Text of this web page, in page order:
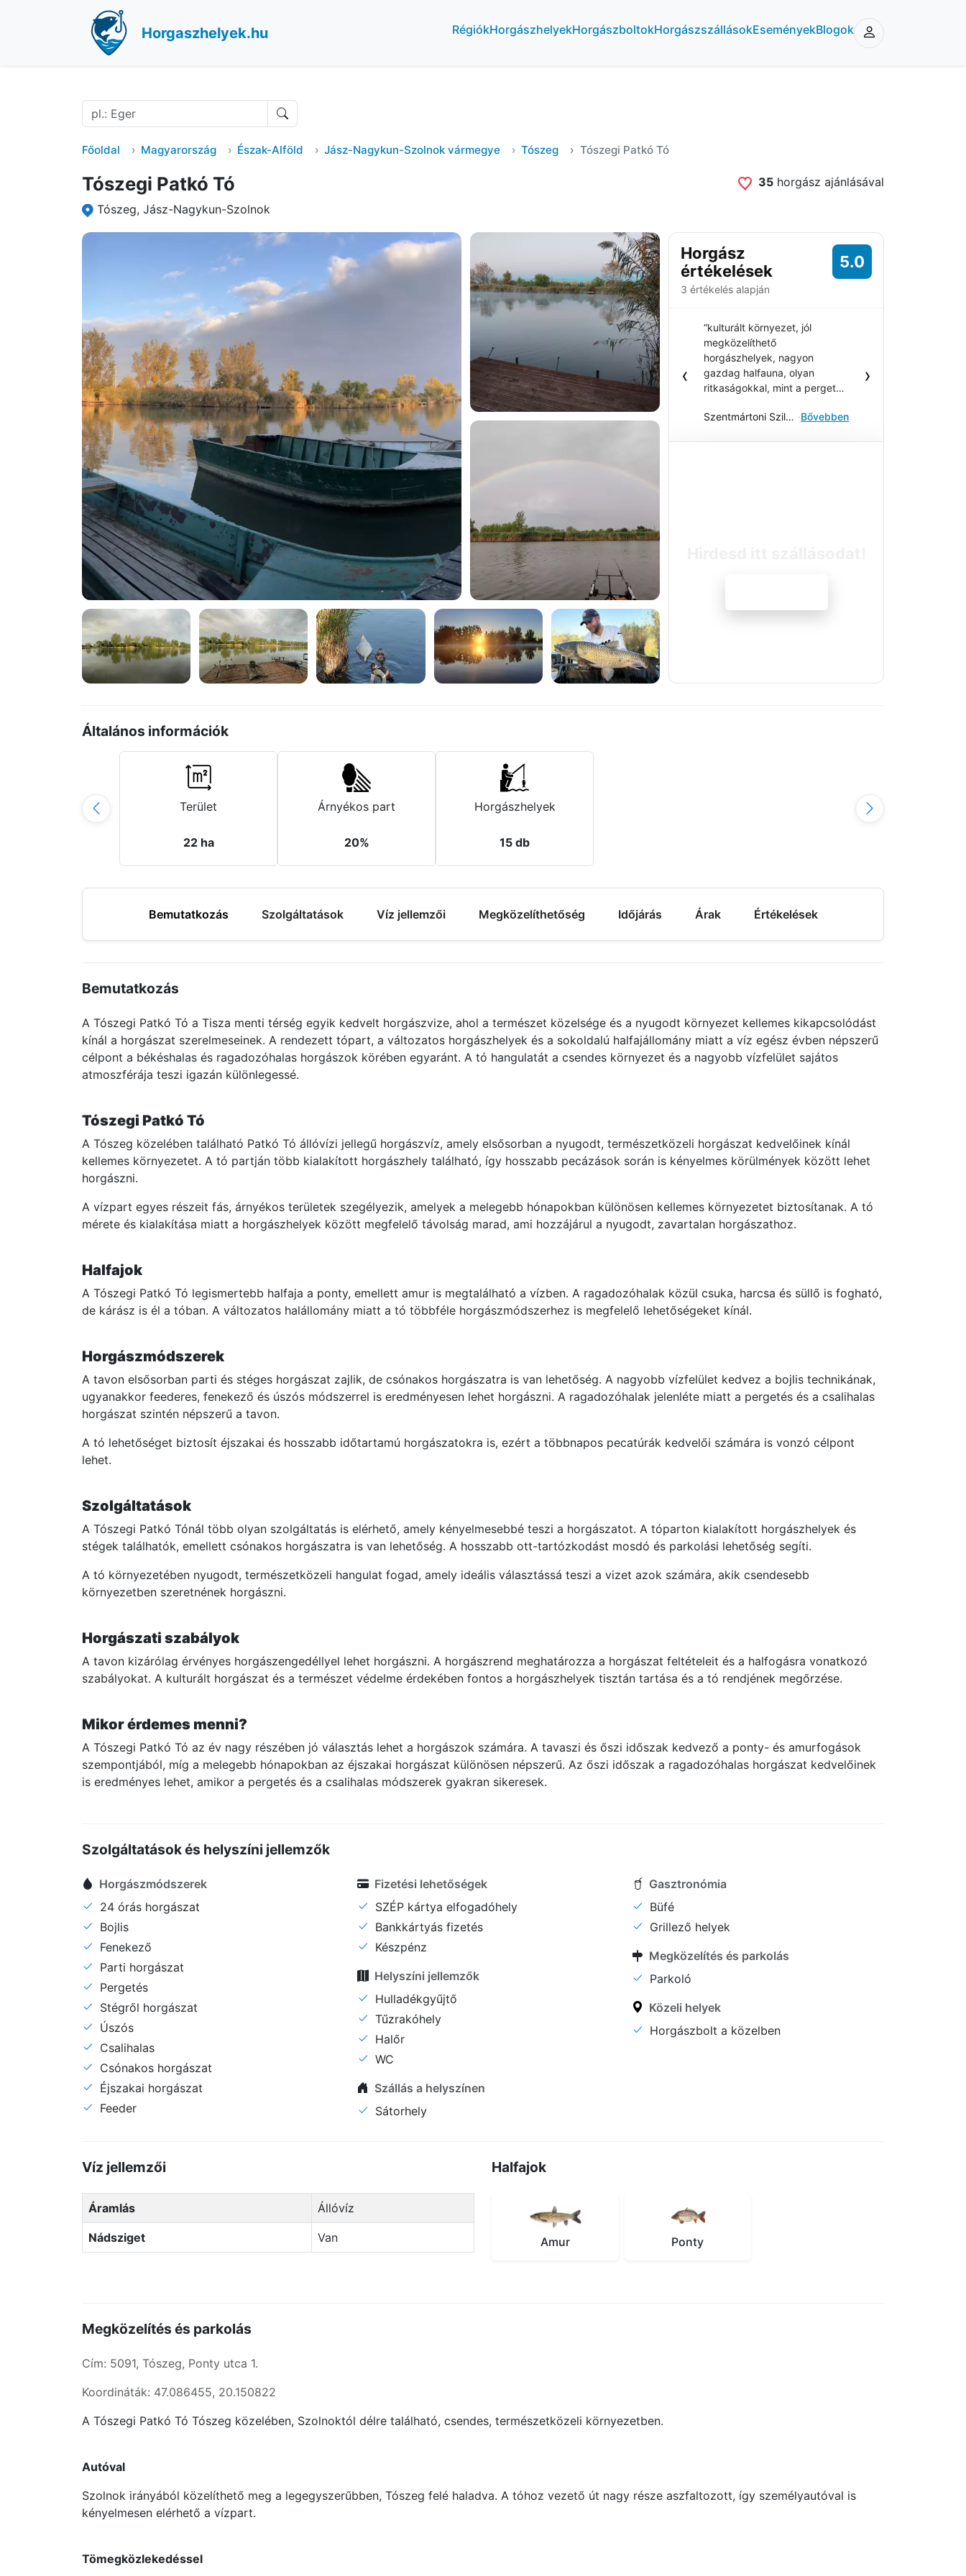
Horgaszhelyek.hu RégiókHorgászhelyekHorgászboltokHorgászszállásokEseményekBlogok
Főoldal Magyarország Észak-Alföld Jász-Nagykun-Szolnok vármegye Tószeg Tószegi Patkó Tó
Tószegi Patkó Tó
Tószeg, Jász-Nagykun-Szolnok
35 horgász ajánlásával
Horgász
értékelések
3 értékelés alapján
5.0
‹
“kulturált környezet, jól
megközelíthető
horgászhelyek, nagyon
gazdag halfauna, olyan
ritkaságokkal, mint a pergetők
egyébként a finomszerelékes
Szentmártoni Szilárd ·Bővebben
›
Általános információk
Terület
22 ha
Árnyékos part
20%
Horgászhelyek
15 db
Bemutatkozás Szolgáltatások Víz jellemzői Megközelíthetőség Időjárás Árak Értékelések
Bemutatkozás
A Tószegi Patkó Tó a Tisza menti térség egyik kedvelt horgászvize, ahol a természet közelsége és a nyugodt környezet kellemes kikapcsolódást
kínál a horgászat szerelmeseinek. A rendezett tópart, a változatos horgászhelyek és a sokoldalú halfajállomány miatt a víz egész évben népszerű
célpont a békéshalas és ragadozóhalas horgászok körében egyaránt. A tó hangulatát a csendes környezet és a nagyobb vízfelület sajátos
atmoszférája teszi igazán különlegessé.
Tószegi Patkó Tó
A Tószeg közelében található Patkó Tó állóvízi jellegű horgászvíz, amely elsősorban a nyugodt, természetközeli horgászat kedvelőinek kínál
kellemes környezetet. A tó partján több kialakított horgászhely található, így hosszabb pecázások során is kényelmes körülmények között lehet
horgászni.
A vízpart egyes részeit fás, árnyékos területek szegélyezik, amelyek a melegebb hónapokban különösen kellemes környezetet biztosítanak. A tó
mérete és kialakítása miatt a horgászhelyek között megfelelő távolság marad, ami hozzájárul a nyugodt, zavartalan horgászathoz.
Halfajok
A Tószegi Patkó Tó legismertebb halfaja a ponty, emellett amur is megtalálható a vízben. A ragadozóhalak közül csuka, harcsa és süllő is fogható,
de kárász is él a tóban. A változatos halállomány miatt a tó többféle horgászmódszerhez is megfelelő lehetőségeket kínál.
Horgászmódszerek
A tavon elsősorban parti és stéges horgászat zajlik, de csónakos horgászatra is van lehetőség. A nagyobb vízfelület kedvez a bojlis technikának,
ugyanakkor feederes, fenekező és úszós módszerrel is eredményesen lehet horgászni. A ragadozóhalak jelenléte miatt a pergetés és a csalihalas
horgászat szintén népszerű a tavon.
A tó lehetőséget biztosít éjszakai és hosszabb időtartamú horgászatokra is, ezért a többnapos pecatúrák kedvelői számára is vonzó célpont
lehet.
Szolgáltatások
A Tószegi Patkó Tónál több olyan szolgáltatás is elérhető, amely kényelmesebbé teszi a horgászatot. A tóparton kialakított horgászhelyek és
stégek találhatók, emellett csónakos horgászatra is van lehetőség. A hosszabb ott-tartózkodást mosdó és parkolási lehetőség segíti.
A tó környezetében nyugodt, természetközeli hangulat fogad, amely ideális választássá teszi a vizet azok számára, akik csendesebb
környezetben szeretnének horgászni.
Horgászati szabályok
A tavon kizárólag érvényes horgászengedéllyel lehet horgászni. A horgászrend meghatározza a horgászat feltételeit és a halfogásra vonatkozó
szabályokat. A kulturált horgászat és a természet védelme érdekében fontos a horgászhelyek tisztán tartása és a tó rendjének megőrzése.
Mikor érdemes menni?
A Tószegi Patkó Tó az év nagy részében jó választás lehet a horgászok számára. A tavaszi és őszi időszak kedvező a ponty- és amurfogások
szempontjából, míg a melegebb hónapokban az éjszakai horgászat különösen népszerű. Az őszi időszak a ragadozóhalas horgászat kedvelőinek
is eredményes lehet, amikor a pergetés és a csalihalas módszerek gyakran sikeresek.
Szolgáltatások és helyszíni jellemzők
Horgászmódszerek
24 órás horgászat
Bojlis
Fenekező
Parti horgászat
Pergetés
Stégről horgászat
Úszós
Csalihalas
Csónakos horgászat
Éjszakai horgászat
Feeder
Fizetési lehetőségek
SZÉP kártya elfogadóhely
Bankkártyás fizetés
Készpénz
Helyszíni jellemzők
Hulladékgyűjtő
Tűzrakóhely
Halőr
WC
Szállás a helyszínen
Sátorhely
Gasztronómia
Büfé
Grillező helyek
Megközelítés és parkolás
Parkoló
Közeli helyek
Horgászbolt a közelben
Víz jellemzői
Áramlás Állóvíz
Nádsziget Van
Halfajok
Amur Ponty
Megközelítés és parkolás
Cím: 5091, Tószeg, Ponty utca 1.
Koordináták: 47.086455, 20.150822
A Tószegi Patkó Tó Tószeg közelében, Szolnoktól délre található, csendes, természetközeli környezetben.
Autóval
Szolnok irányából közelíthető meg a legegyszerűbben, Tószeg felé haladva. A tóhoz vezető út nagy része aszfaltozott, így személyautóval is
kényelmesen elérhető a vízpart.
Tömegközlekedéssel